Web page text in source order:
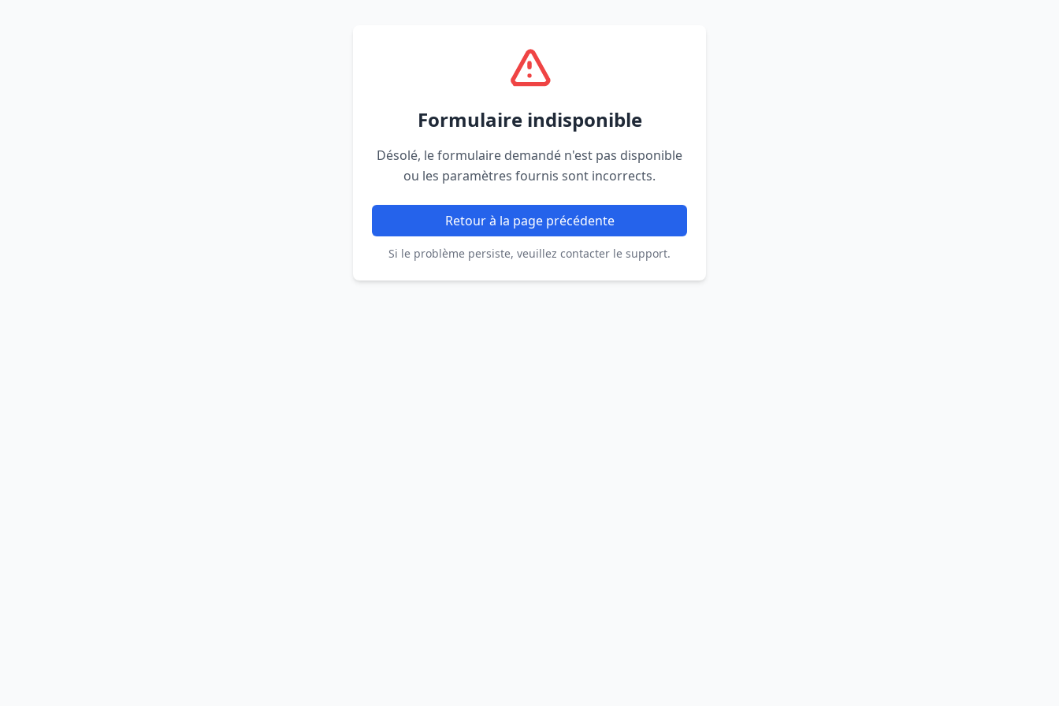
Formulaire indisponible
Désolé, le formulaire demandé n'est pas disponible
ou les paramètres fournis sont incorrects.
Retour à la page précédente
Si le problème persiste, veuillez contacter le support.